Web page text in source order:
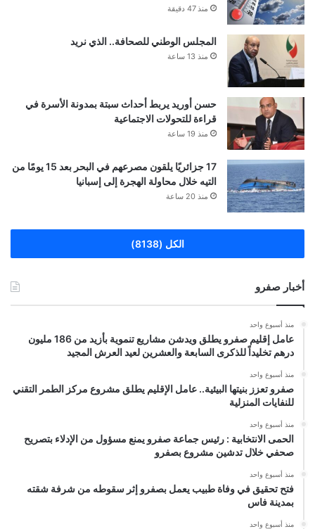
منذ 47 دقيقة
المجلس الوطني للصحافة.. الذي نريد
منذ 13 ساعة
حسن أوريد يربط أحداث سبتة بمدونة الأسرة في
قراءة للتحولات الاجتماعية
منذ 19 ساعة
17 جزائريًا يلقون مصرعهم في البحر بعد 15 يومًا من
التيه خلال محاولة الهجرة إلى إسبانيا
منذ 20 ساعة
الكل (8138)
أخبار صفرو
منذ أسبوع واحد
عامل إقليم صفرو يطلق ويدشن مشاريع تنموية بأزيد من 186 مليون
درهم تخليداً للذكرى السابعة والعشرين لعيد العرش المجيد
منذ أسبوع واحد
صفرو تعزز بنيتها البيئية.. عامل الإقليم يطلق مشروع مركز الطمر التقني
للنفايات المنزلية
منذ أسبوع واحد
الحمى الانتخابية : رئيس جماعة صفرو يمنع مسؤول من الإدلاء بتصريح
صحفي خلال تدشين مشروع بصفرو
منذ أسبوع واحد
فتح تحقيق في وفاة طبيب يعمل بصفرو إثر سقوطه من شرفة شقته
بمدينة فاس
منذ أسبوع واحد